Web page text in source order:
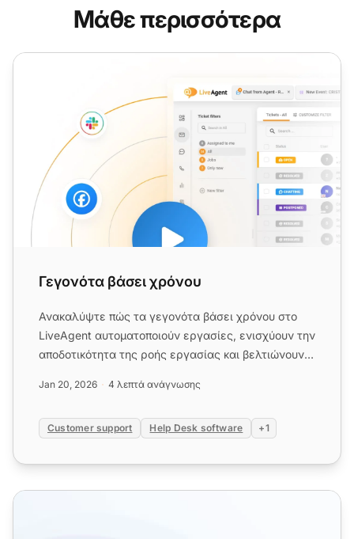
Μάθε περισσότερα
Γεγονότα βάσει χρόνου
Γεγονότα βάσει χρόνου
Ανακαλύψτε πώς τα γεγονότα βάσει χρόνου στο
LiveAgent αυτοματοποιούν εργασίες, ενισχύουν την
αποδοτικότητα της ροής εργασίας και βελτιώνουν
Jan 20, 2026 4 λεπτά ανάγνωσης
Customer support Help Desk software +1
Κανόνες Αυτοματισμού